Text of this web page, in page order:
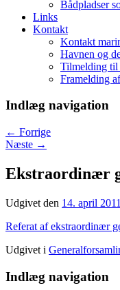
Bådpladser
Links
Kontakt
Kontakt
Havnen og
Tilmelding til
Framelding
Indlæg navigation
← Forrige
Næste →
Ekstraordinær
Udgivet den 14. april 2011
Referat af ekstraordinær
Udgivet i
Indlæg navigation